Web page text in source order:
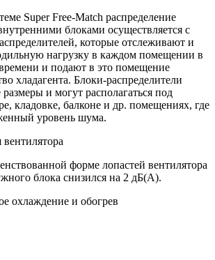
Super Free-Match распределение
блоками осуществляется с
которые отслеживают и
нагрузку в каждом помещении в
и подают в это помещение
хладагента. Блоки-распределители
и могут располагаться под
кладовке, балконе и др. помещениях, где
уровень шума.
форме лопастей вентилятора
блока снизился на 2 дБ(А).
охлаждение и обогрев